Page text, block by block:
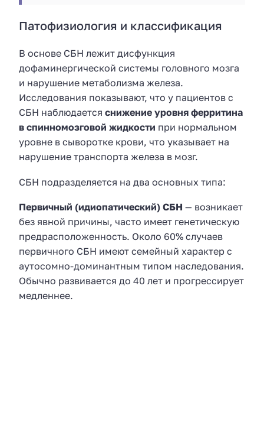
Патофизиология и классификация
В основе СБН лежит дисфункция
дофаминергической системы головного мозга
и нарушение метаболизма железа.
Исследования показывают, что у пациентов с
СБН наблюдается снижение уровня ферритина
в спинномозговой жидкости при нормальном
уровне в сыворотке крови, что указывает на
нарушение транспорта железа в мозг.
СБН подразделяется на два основных типа:
Первичный (идиопатический) СБН — возникает
без явной причины, часто имеет генетическую
предрасположенность. Около 60% случаев
первичного СБН имеют семейный характер с
аутосомно-доминантным типом наследования.
Обычно развивается до 40 лет и прогрессирует
медленнее.